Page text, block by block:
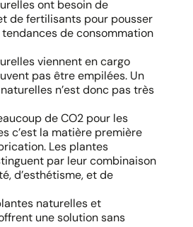
ont besoin de
de fertilisants pour pousser
de consommation
viennent en cargo
pas être empilées. Un
n’est donc pas très
de CO2 pour les
c’est la matière première
Les plantes
par leur combinaison
d’esthétisme, et de
naturelles et
une solution sans